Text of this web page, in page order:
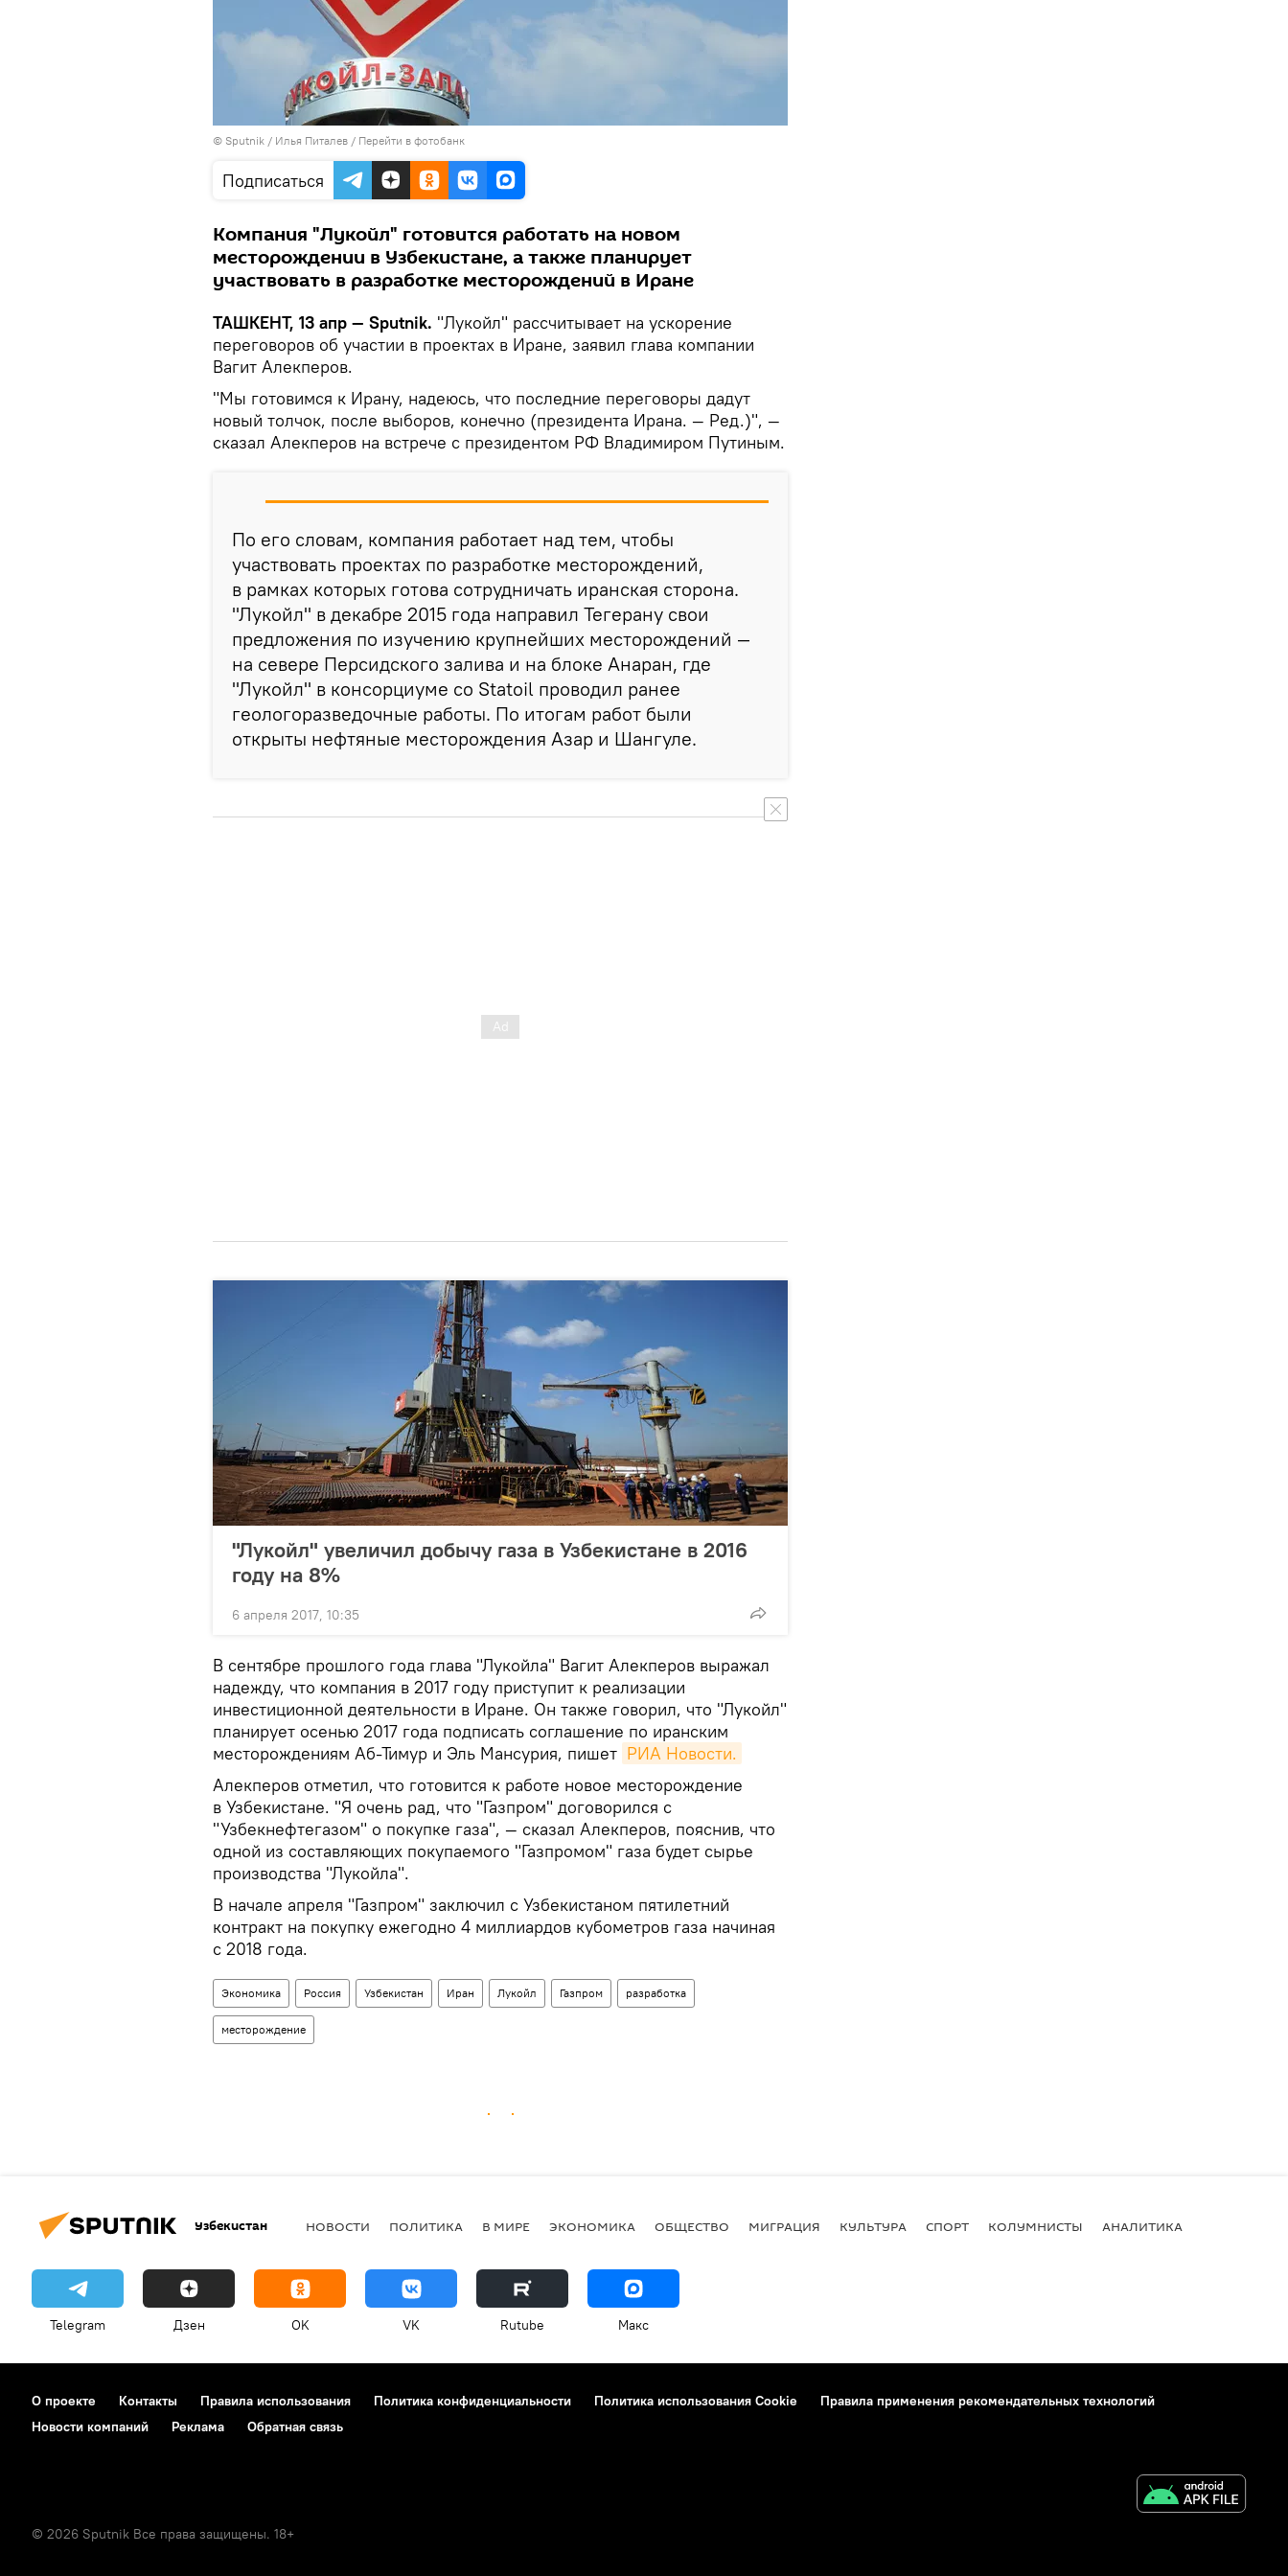
© Sputnik / Илья Питалев / Перейти в фотобанк
Подписаться
Компания "Лукойл" готовится работать на новом
месторождении в Узбекистане, а также планирует
участвовать в разработке месторождений в Иране
ТАШКЕНТ, 13 апр — Sputnik. "Лукойл" рассчитывает на ускорение
переговоров об участии в проектах в Иране, заявил глава компании
Вагит Алекперов.
"Мы готовимся к Ирану, надеюсь, что последние переговоры дадут
новый толчок, после выборов, конечно (президента Ирана. — Ред.)", —
сказал Алекперов на встрече с президентом РФ Владимиром Путиным.
По его словам, компания работает над тем, чтобы
участвовать проектах по разработке месторождений,
в рамках которых готова сотрудничать иранская сторона.
"Лукойл" в декабре 2015 года направил Тегерану свои
предложения по изучению крупнейших месторождений —
на севере Персидского залива и на блоке Анаран, где
"Лукойл" в консорциуме со Statoil проводил ранее
геологоразведочные работы. По итогам работ были
открыты нефтяные месторождения Азар и Шангуле.
"Лукойл" увеличил добычу газа в Узбекистане в 2016
году на 8%
6 апреля 2017, 10:35
В сентябре прошлого года глава "Лукойла" Вагит Алекперов выражал
надежду, что компания в 2017 году приступит к реализации
инвестиционной деятельности в Иране. Он также говорил, что "Лукойл"
планирует осенью 2017 года подписать соглашение по иранским
месторождениям Аб-Тимур и Эль Мансурия, пишет РИА Новости.
Алекперов отметил, что готовится к работе новое месторождение
в Узбекистане. "Я очень рад, что "Газпром" договорился с
"Узбекнефтегазом" о покупке газа", — сказал Алекперов, пояснив, что
одной из составляющих покупаемого "Газпромом" газа будет сырье
производства "Лукойла".
В начале апреля "Газпром" заключил с Узбекистаном пятилетний
контракт на покупку ежегодно 4 миллиардов кубометров газа начиная
с 2018 года.
Экономика Россия Узбекистан Иран Лукойл Газпром разработка
месторождение
Узбекистан НОВОСТИ ПОЛИТИКА В МИРЕ ЭКОНОМИКА ОБЩЕСТВО МИГРАЦИЯ КУЛЬТУРА СПОРТ КОЛУМНИСТЫ АНАЛИТИКА
Telegram Дзен OK VK Rutube Макс
О проекте Контакты Правила использования Политика конфиденциальности Политика использования Cookie
Правила применения рекомендательных технологий
Новости компаний
Реклама Обратная связь
© 2026 Sputnik Все права защищены. 18+